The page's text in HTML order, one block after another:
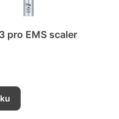
pro EMS scaler